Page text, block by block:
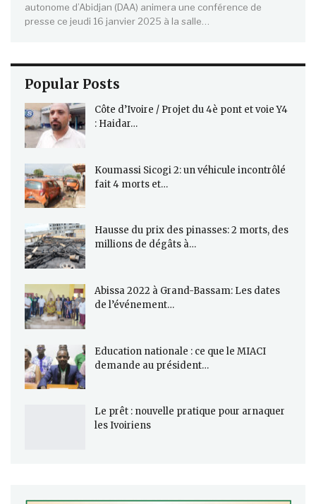
autonome d’Abidjan (DAA) animera une conférence de
presse ce jeudi 16 janvier 2025 à la salle…
Popular Posts
Côte d’Ivoire / Projet du 4è pont et voie Y4
: Haidar…
Koumassi Sicogi 2: un véhicule incontrôlé
fait 4 morts et…
Hausse du prix des pinasses: 2 morts, des
millions de dégâts à…
Abissa 2022 à Grand-Bassam: Les dates
de l’événement…
Education nationale : ce que le MIACI
demande au président…
Le prêt : nouvelle pratique pour arnaquer
les Ivoiriens